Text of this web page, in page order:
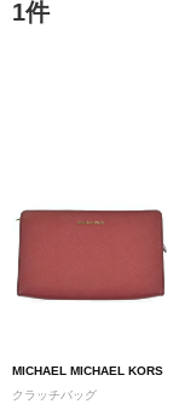
1件
MICHAEL MICHAEL KORS
クラッチバッグ